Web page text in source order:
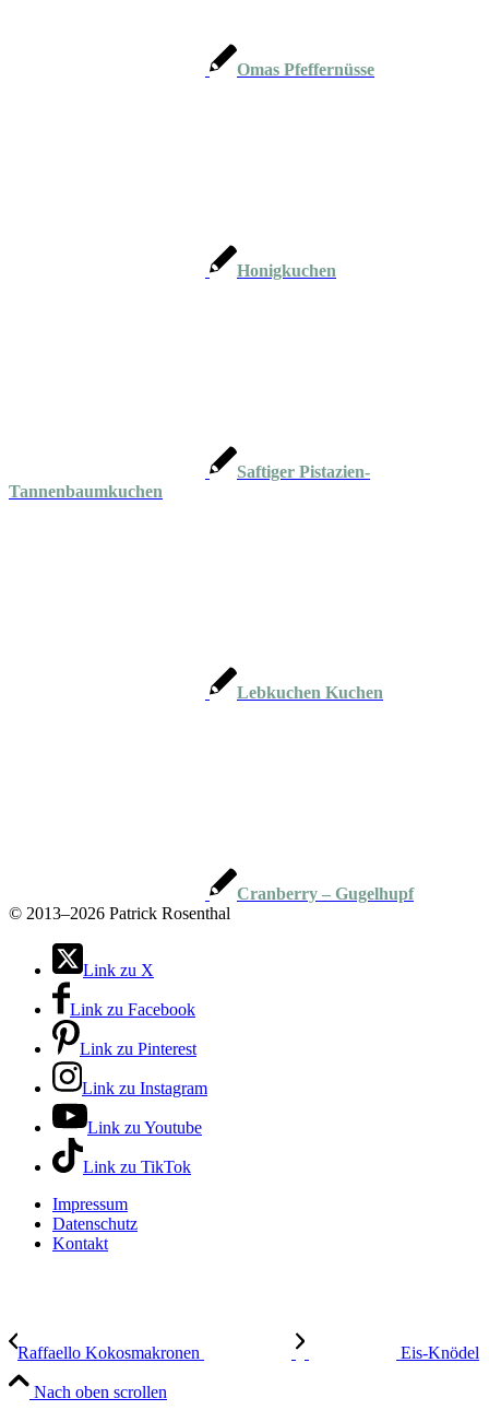
Omas Pfeffernüsse
Honigkuchen
Saftiger Pistazien-
Tannenbaumkuchen
Lebkuchen Kuchen
Cranberry – Gugelhupf
© 2013–2026 Patrick Rosenthal
Link zu X
Link zu Facebook
Link zu Pinterest
Link zu Instagram
Link zu Youtube
Link zu TikTok
Impressum
Datenschutz
Kontakt
Raffaello Kokosmakronen Eis-Knödel
Nach oben scrollen